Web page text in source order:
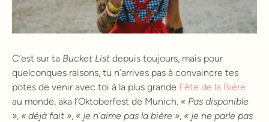
C’est sur ta Bucket List depuis toujours, mais pour
quelconques raisons, tu n’arrives pas à convaincre tes
potes de venir avec toi à la plus grande Fête de la Bière
au monde, aka l’Oktoberfest de Munich. « Pas disponible
», « déjà fait », « je n’aime pas la bière », « je ne parle pas